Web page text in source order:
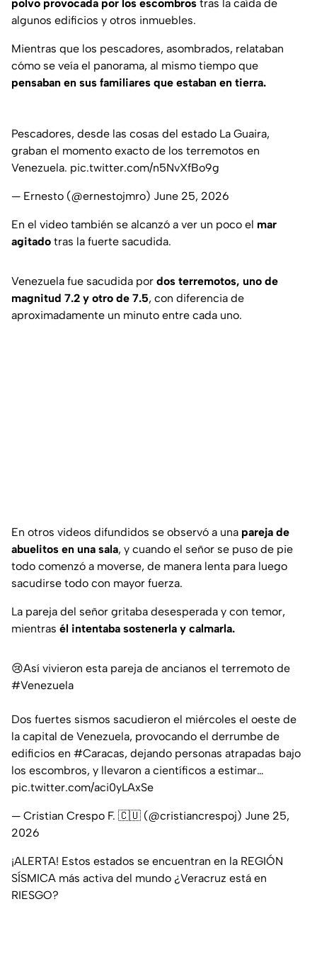
polvo provocada por los escombros tras la caída de
algunos edificios y otros inmuebles.
Mientras que los pescadores, asombrados, relataban
cómo se veía el panorama, al mismo tiempo que
pensaban en sus familiares que estaban en tierra.
Pescadores, desde las cosas del estado La Guaira,
graban el momento exacto de los terremotos en
Venezuela. pic.twitter.com/n5NvXfBo9g
— Ernesto (@ernestojmro) June 25, 2026
En el video también se alcanzó a ver un poco el mar
agitado tras la fuerte sacudida.
Venezuela fue sacudida por dos terremotos, uno de
magnitud 7.2 y otro de 7.5, con diferencia de
aproximadamente un minuto entre cada uno.
En otros videos difundidos se observó a una pareja de
abuelitos en una sala, y cuando el señor se puso de pie
todo comenzó a moverse, de manera lenta para luego
sacudirse todo con mayor fuerza.
La pareja del señor gritaba desesperada y con temor,
mientras él intentaba sostenerla y calmarla.
😢Así vivieron esta pareja de ancianos el terremoto de
#Venezuela
Dos fuertes sismos sacudieron el miércoles el oeste de
la capital de Venezuela, provocando el derrumbe de
edificios en #Caracas, dejando personas atrapadas bajo
los escombros, y llevaron a científicos a estimar…
pic.twitter.com/aci0yLAxSe
— Cristian Crespo F. 🇨🇺 (@cristiancrespoj) June 25,
2026
¡ALERTA! Estos estados se encuentran en la REGIÓN
SÍSMICA más activa del mundo ¿Veracruz está en
RIESGO?